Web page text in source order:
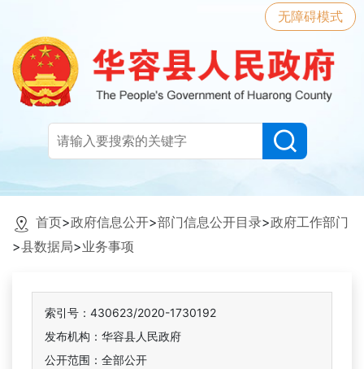
无障碍模式
首页>政府信息公开>部门信息公开目录>政府工作部门
>县数据局>业务事项
索引号：430623/2020-1730192
发布机构：华容县人民政府
公开范围：全部公开